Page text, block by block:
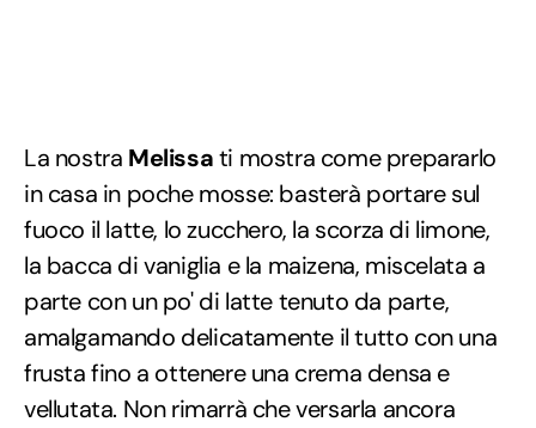
La nostra Melissati mostra come prepararlo
in casa in poche mosse: basterà portare sul
fuoco il latte, lo zucchero, la scorza di limone,
la bacca di vaniglia e la maizena, miscelata a
parte con un po' di latte tenuto da parte,
amalgamando delicatamente il tutto con una
frusta fino a ottenere una crema densa e
vellutata. Non rimarrà che versarla ancora